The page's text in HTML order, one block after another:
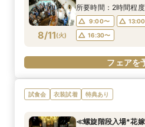
8/11(火)
所要時間：2時間程度
9:00〜
16:30〜
フェアを
試食会 衣装試着 特典あり
≪螺旋階段入場*花